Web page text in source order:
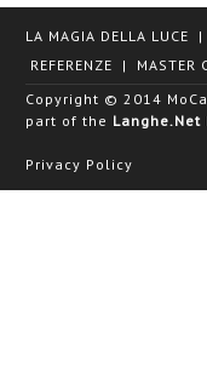
LA MAGIA DELLA LUCE |
REFERENZE | MASTER
Copyright © 2014
part of the Langhe.Net
Privacy Policy